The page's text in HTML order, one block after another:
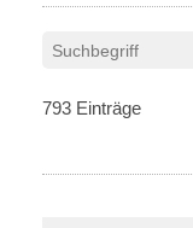
793 Einträge